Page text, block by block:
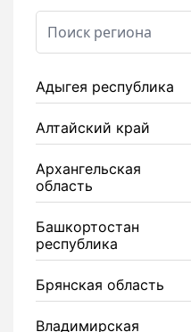
Адыгея республика
Алтайский край
Архангельская
область
Башкортостан
республика
Брянская область
Владимирская